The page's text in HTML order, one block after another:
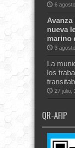
6
nueva
marino
3
La
los
27 julio,
QR-AFIP